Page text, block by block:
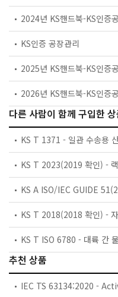
2024년 KS핸드북-KS인증
KS인증 공장관리
2025년 KS핸드북-KS인증
2026년 KS핸드북-KS인증
다른 사람이 함께 구입한
KS T 1371 - 일관 수송용
KS T 2023(2019 확인) -
KS T 2018(2018 확인) -
추천 상품